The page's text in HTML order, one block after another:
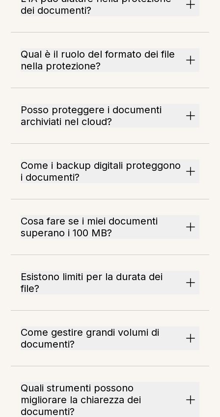
dei documenti?
Qual è il ruolo del formato dei file
nella protezione?
Posso proteggere i documenti
archiviati nel cloud?
Come i backup digitali proteggono
i documenti?
Cosa fare se i miei documenti
superano i 100 MB?
Esistono limiti per la durata dei
file?
Come gestire grandi volumi di
documenti?
Quali strumenti possono
migliorare la chiarezza dei
documenti?